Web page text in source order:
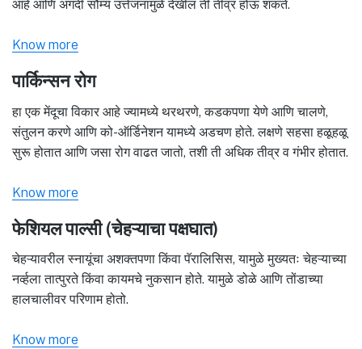
आहे आणि अगदी सौम्य उत्तेजनामुळे देखील ती तीव्र होऊ शकते.
Know more
पार्किन्सन रोग
हा एक मेंदूचा विकार आहे ज्यामध्ये थरथरणे, कडकपणा येणे आणि चालणे,
संतुलन करणे आणि को-ऑर्डिनेशन यामध्ये अडचण होते. लक्षणे सहसा हळूहळू
सुरू होतात आणि जसा रोग वाढत जातो, तशी ती अधिक तीव्र व गंभीर होतात.
Know more
फेशियल पाल्सी (चेहऱ्याचा पक्षघात)
चेहऱ्यावरील स्नायूंचा अशक्तपणा किंवा पॅरालिसिस, यामुळे मुख्यतः चेहऱ्याच्या
नर्व्हला तात्पुरते किंवा कायमचे नुकसान होते. यामुळे डोळे आणि तोंडाच्या
हालचालीवर परिणाम होतो.
Know more